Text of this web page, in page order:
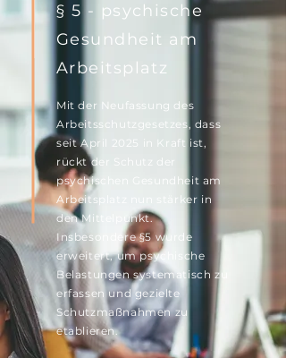
§ 5 - psychische
Gesundheit am
Arbeitsplatz
Mit der Neufassung des
Arbeitsschutzgesetzes, dass
seit April 2025 in Kraft ist,
rückt der Schutz der
psychischen Gesundheit am
Arbeitsplatz nun stärker in
den Mittelpunkt.
Insbesondere §5 wurde
erweitert, um psychische
Belastungen systematisch zu
erfassen und gezielte
Schutzmaßnahmen zu
etablieren.